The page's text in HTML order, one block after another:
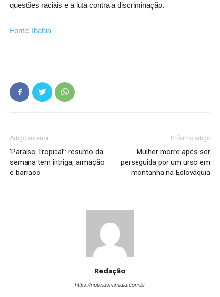
questões raciais e a luta contra a discriminação.
Fonte: Ibahia
Artigo anterior
‘Paraíso Tropical’: resumo da
semana tem intriga, armação
e barraco
Próximo artigo
Mulher morre após ser
perseguida por um urso em
montanha na Eslováquia
Redação
https://noticiasnamidia.com.br